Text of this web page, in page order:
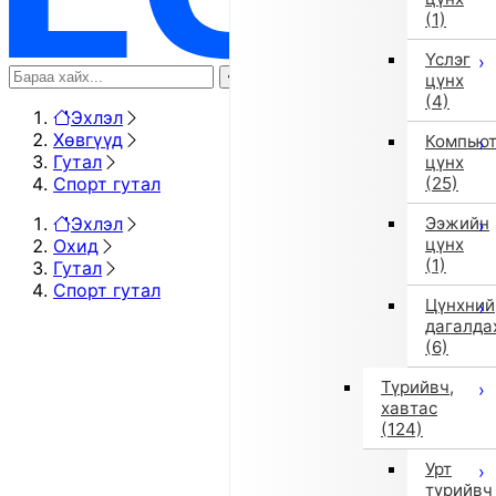
(1)
Үслэг
цүнх
(4)
цүнх
(25)
Ээжийн
цүнх
(1)
Цүнхний
(6)
Түрийвч,
хавтас
(124)
Урт
түрийвч
Эхлэл
Хөвгүүд
Гутал
Спорт гутал
Эхлэл
Охид
Гутал
Спорт гутал